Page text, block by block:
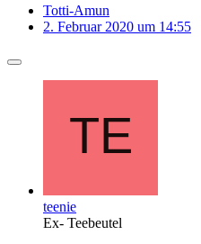
Totti-Amun
2. Februar 2020 um 14:55
teenie
Ex- Teebeutel